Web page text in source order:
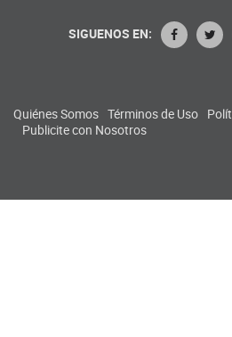
SIGUENOS EN:
Quiénes Somos Términos de Uso
Publicite con Nosotros